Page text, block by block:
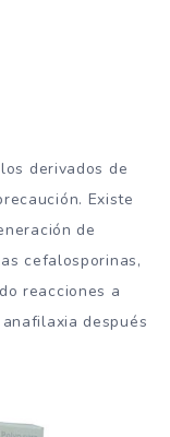
derivados de
Existe
de
cefalosporinas,
reacciones a
después